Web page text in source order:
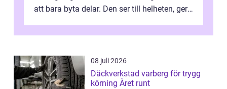
att bara byta delar. Den ser till helheten, ger
08 juli 2026
Däckverkstad varberg för trygg
körning Året runt